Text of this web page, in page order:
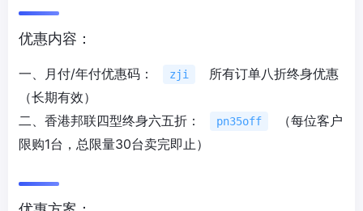
优惠内容：
一、月付/年付优惠码： zji
所有订单八折终身优惠
（长期有效）
二、香港邦联四型终身六五折：
pn35off
（每位客户
限购1台，总限量30台卖完即止）